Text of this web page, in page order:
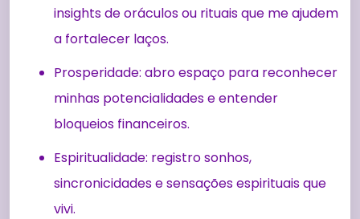
insights de oráculos ou rituais que me ajudem
a fortalecer laços.
Prosperidade: abro espaço para reconhecer
minhas potencialidades e entender
bloqueios financeiros.
Espiritualidade: registro sonhos,
sincronicidades e sensações espirituais que
vivi.